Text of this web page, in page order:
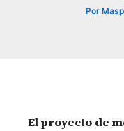
Por
El proyecto de